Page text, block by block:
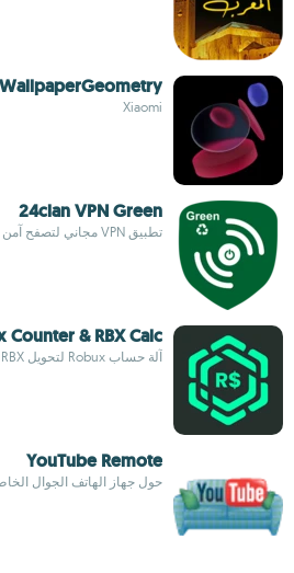
Xiaomi
24clan VPN Green
تطبيق VPN مجاني لتصفح آمن وخاص مع وصول غير محدود
Counter & RBX Calc
آلة حساب Robux لتحويل RBX إلى دولار أمريكي فورياً
YouTube Remote
حول جهاز الهاتف الجوال